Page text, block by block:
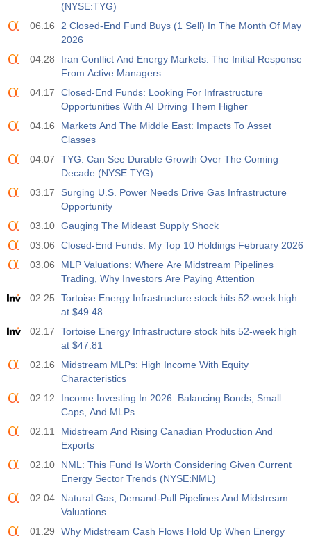
(NYSE:TYG)
06.16
2 Closed-End Fund Buys (1 Sell) In The Month Of May
2026
04.28
Iran Conflict And Energy Markets: The Initial Response
From Active Managers
04.17
Closed-End Funds: Looking For Infrastructure
Opportunities With AI Driving Them Higher
04.16
Markets And The Middle East: Impacts To Asset
Classes
04.07
TYG: Can See Durable Growth Over The Coming
Decade (NYSE:TYG)
03.17
Surging U.S. Power Needs Drive Gas Infrastructure
Opportunity
03.10 Gauging The Mideast Supply Shock
03.06
Closed-End Funds: My Top 10 Holdings February 2026
03.06
MLP Valuations: Where Are Midstream Pipelines
Trading, Why Investors Are Paying Attention
02.25
Tortoise Energy Infrastructure stock hits 52-week high
at $49.48
02.17
Tortoise Energy Infrastructure stock hits 52-week high
at $47.81
02.16
Midstream MLPs: High Income With Equity
Characteristics
02.12
Income Investing In 2026: Balancing Bonds, Small
Caps, And MLPs
02.11
Midstream And Rising Canadian Production And
Exports
02.10
NML: This Fund Is Worth Considering Given Current
Energy Sector Trends (NYSE:NML)
02.04
Natural Gas, Demand-Pull Pipelines And Midstream
Valuations
01.29
Why Midstream Cash Flows Hold Up When Energy